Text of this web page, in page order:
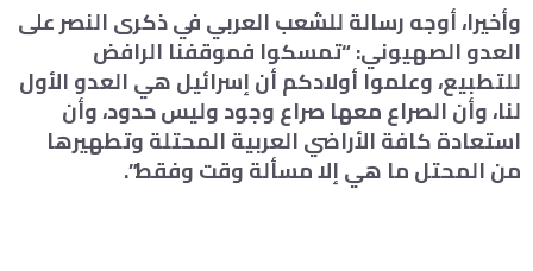
وأخيرا، أوجه رسالة للشعب العربي في ذكرى النصر على
العدو الصهيوني: “تمسكوا فموقفنا الرافض
للتطبيع، وعلموا أولادكم أن إسرائيل هي العدو الأول
لنا، وأن الصراع معها صراع وجود وليس حدود، وأن
استعادة كافة الأراضي العربية المحتلة وتطهيرها
من المحتل ما هي إلا مسألة وقت وفقط”.